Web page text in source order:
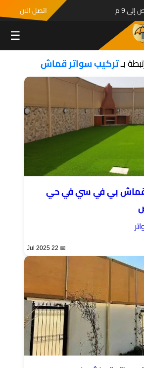
اتصل الان
☰
بـتركيب سواتر قماش
قماش بي في سي في حي
📅 22 Jul 2025